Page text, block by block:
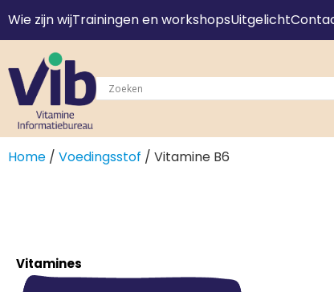
Wie zijn wijTrainingen en workshopsUitgelicht
Home / Voedingsstof / Vitamine B6
Vitamines